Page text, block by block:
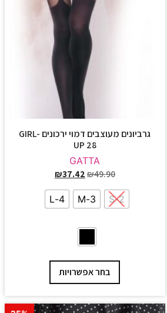
גרביונים מעוצבים דמוי ירכונים GIRL-
UP 28
GATTA
₪49.90
₪37.42
2-S
3-M
4-L
בחר אפשרויות